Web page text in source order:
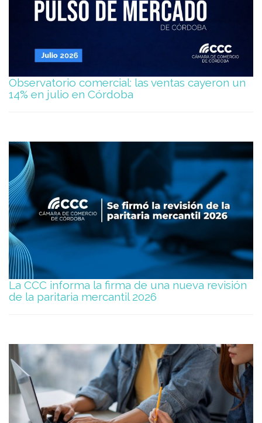
Observatorio comercial: las ventas cayeron un
14% en julio en Córdoba
La CCC informa la firma de una nueva revisión
de la paritaria mercantil 2026